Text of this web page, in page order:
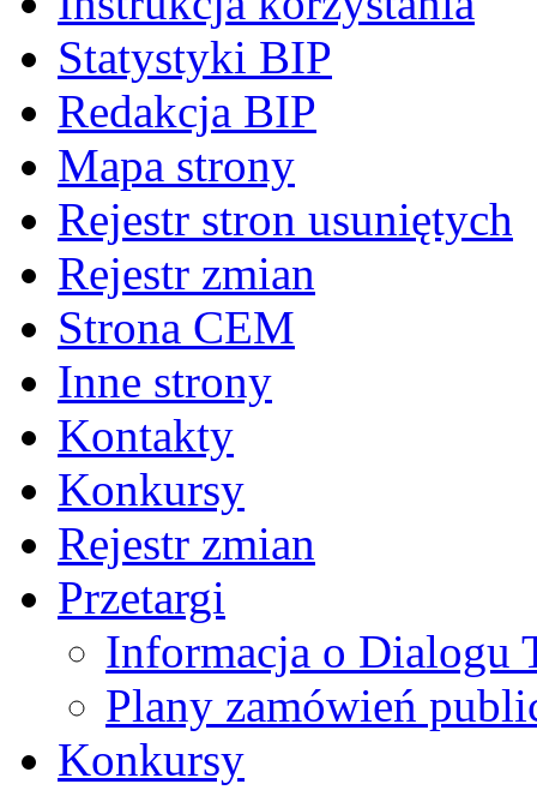
Statystyki BIP
Redakcja BIP
Mapa strony
Rejestr stron usuniętych
Rejestr zmian
Strona CEM
Inne strony
Kontakty
Konkursy
Rejestr zmian
Przetargi
Informacja o Dialogu
Plany zamówień
Konkursy